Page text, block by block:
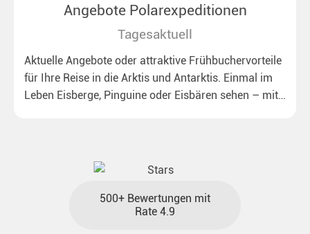
Angebote Polarexpeditionen
Tagesaktuell
Aktuelle Angebote oder attraktive Frühbuchervorteile
für Ihre Reise in die Arktis und Antarktis. Einmal im
Leben Eisberge, Pinguine oder Eisbären sehen – mit
500+ Bewertungen mit
Rate 4.9